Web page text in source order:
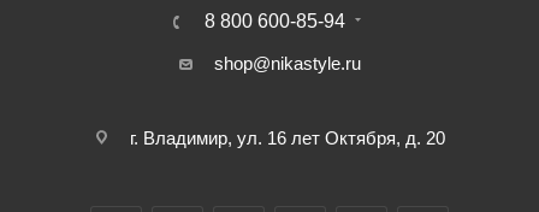
8 800 600-85-94
shop@nikastyle.ru
г. Владимир, ул. 16 лет Октября, д. 20